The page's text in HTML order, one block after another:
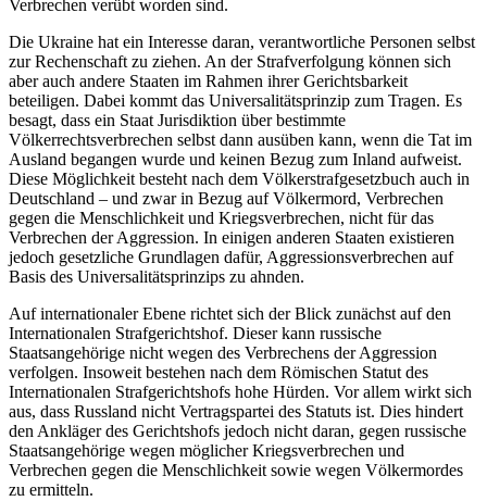
Verbrechen verübt worden sind.
Die Ukraine hat ein Interesse daran, verantwort­liche Personen selbst
zur Rechenschaft zu ziehen. An der Strafverfolgung können sich
aber auch andere Staaten im Rahmen ihrer Gerichtsbarkeit
beteiligen. Dabei kommt das Universalitätsprinzip zum Tragen. Es
besagt, dass ein Staat Jurisdiktion über bestimmte
Völkerrechtsverbrechen selbst dann ausüben kann, wenn die Tat im
Ausland begangen wurde und kei­nen Bezug zum Inland aufweist.
Diese Möglichkeit besteht nach dem Völkerstrafgesetzbuch auch in
Deutschland – und zwar in Bezug auf Völkermord, Verbrechen
gegen die Menschlichkeit und Kriegs­verbrechen, nicht für das
Verbrechen der Aggression. In einigen anderen Staaten existieren
jedoch gesetz­liche Grundlagen dafür, Aggressionsverbrechen auf
Basis des Universalitätsprinzips zu ahnden.
Auf internationaler Ebene richtet sich der Blick zunächst auf den
Internationalen Strafgerichtshof. Dieser kann russische
Staatsangehörige nicht wegen des Verbrechens der Aggression
verfolgen. Insoweit bestehen nach dem Römischen Statut des
Internationalen Strafgerichtshofs hohe Hürden. Vor allem wirkt sich
aus, dass Russland nicht Vertragspartei des Sta­tuts ist. Dies hindert
den Ankläger des Gerichtshofs jedoch nicht daran, gegen russische
Staatsangehörige wegen möglicher Kriegsverbrechen und
Verbrechen gegen die Menschlichkeit sowie wegen Völkermordes
zu ermitteln.